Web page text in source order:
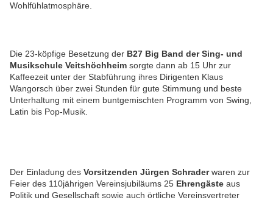
Wohlfühlatmosphäre.
Die 23-köpfige Besetzung der B27 Big Band der Sing- und
Musikschule Veitshöchheim sorgte dann ab 15 Uhr zur
Kaffeezeit unter der Stabführung ihres Dirigenten Klaus
Wangorsch über zwei Stunden für gute Stimmung und beste
Unterhaltung mit einem buntgemischten Programm von Swing,
Latin bis Pop-Musik.
Der Einladung des Vorsitzenden Jürgen Schraderwaren zur
Feier des 110jährigen Vereinsjubiläums 25 Ehrengäste aus
Politik und Gesellschaft sowie auch örtliche Vereinsvertreter